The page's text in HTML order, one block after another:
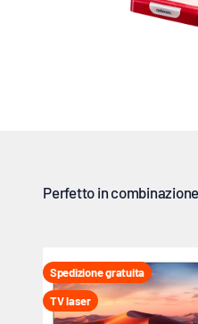
Spedizione gratuita
TV laser